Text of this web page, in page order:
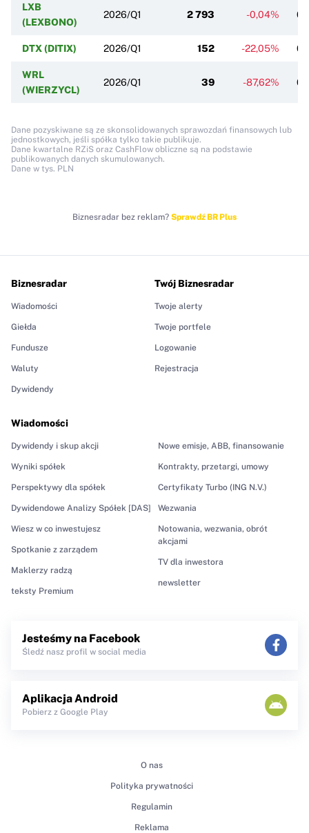
LXB
(LEXBONO)
2026/Q1 2 793 -0,04%
DTX (DITIX) 2026/Q1 152 -22,05%
WRL
(WIERZYCL)
2026/Q1 39 -87,62%
Dane pozyskiwane są ze skonsolidowanych sprawozdań finansowych lub
jednostkowych, jeśli spółka tylko takie publikuje.
Dane kwartalne RZiS oraz CashFlow obliczne są na podstawie
publikowanych danych skumulowanych.
Dane w tys. PLN
Biznesradar bez reklam? Sprawdź BR Plus
Biznesradar
Wiadomości
Giełda
Fundusze
Waluty
Dywidendy
Wiadomości
Dywidendy i skup akcji
Wyniki spółek
Perspektywy dla spółek
Dywidendowe Analizy Spółek [DAS]
Wiesz w co inwestujesz
Spotkanie z zarządem
Maklerzy radzą
teksty Premium
Nowe emisje, ABB, finansowanie
Kontrakty, przetargi, umowy
Certyfikaty Turbo (ING N.V.)
Wezwania
Notowania, wezwania, obrót
akcjami
TV dla inwestora
newsletter
Twój Biznesradar
Twoje alerty
Twoje portfele
Logowanie
Rejestracja
Jesteśmy na Facebook
Śledź nasz profil w social media
Aplikacja Android
Pobierz z Google Play
O nas
Polityka prywatności
Regulamin
Reklama